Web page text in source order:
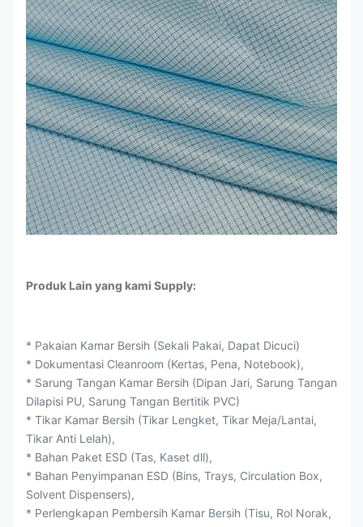
Produk Lain yang kami Supply:
* Pakaian Kamar Bersih (Sekali Pakai, Dapat Dicuci)
* Dokumentasi Cleanroom (Kertas, Pena, Notebook),
* Sarung Tangan Kamar Bersih (Dipan Jari, Sarung Tangan
Dilapisi PU, Sarung Tangan Bertitik PVC)
* Tikar Kamar Bersih (Tikar Lengket, Tikar Meja/Lantai,
Tikar Anti Lelah),
* Bahan Paket ESD (Tas, Kaset dll),
* Bahan Penyimpanan ESD (Bins, Trays, Circulation Box,
Solvent Dispensers),
* Perlengkapan Pembersih Kamar Bersih (Tisu, Rol Norak,